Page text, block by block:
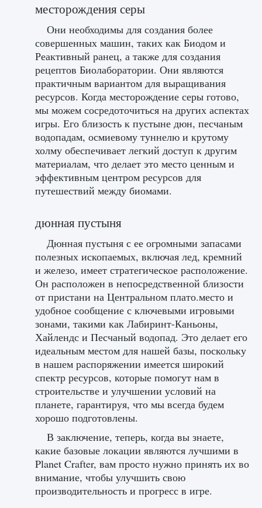
месторождения серы
Они необходимы для создания более
совершенных машин, таких как Биодом и
Реактивный ранец, а также для создания
рецептов Биолаборатории. Они являются
практичным вариантом для выращивания
ресурсов. Когда месторождение серы готово,
мы можем сосредоточиться на других аспектах
игры. Его близость к пустыне дюн, песчаным
водопадам, осмиевому туннелю и крутому
холму обеспечивает легкий доступ к другим
материалам, что делает это место ценным и
эффективным центром ресурсов для
путешествий между биомами.
дюнная пустыня
Дюнная пустыня с ее огромными запасами
полезных ископаемых, включая лед, кремний
и железо, имеет стратегическое расположение.
Он расположен в непосредственной близости
от пристани на Центральном плато.место и
удобное сообщение с ключевыми игровыми
зонами, такими как Лабиринт-Каньоны,
Хайлендс и Песчаный водопад. Это делает его
идеальным местом для нашей базы, поскольку
в нашем распоряжении имеется широкий
спектр ресурсов, которые помогут нам в
строительстве и улучшении условий на
планете, гарантируя, что мы всегда будем
хорошо подготовлены.
В заключение, теперь, когда вы знаете,
какие базовые локации являются лучшими в
Planet Crafter, вам просто нужно принять их во
внимание, чтобы улучшить свою
производительность и прогресс в игре.